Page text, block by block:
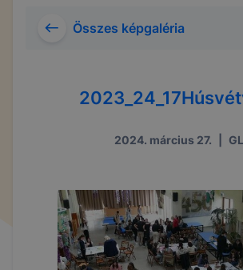
Összes képgaléria
2024. március 27. GL